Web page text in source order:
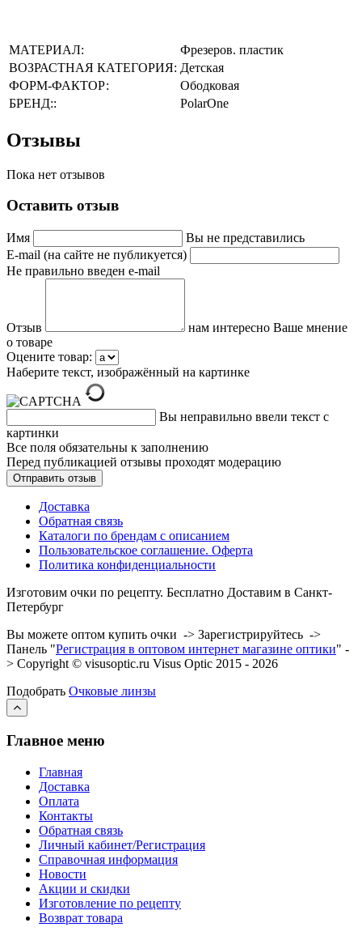
МАТЕРИАЛ:
Фрезеров. пластик
ВОЗРАСТНАЯ КАТЕГОРИЯ: Детская
ФОРМ-ФАКТОР:
Ободковая
БРЕНД::
PolarOne
Отзывы
Пока нет отзывов
Оставить отзыв
Имя
Вы не представились
E-mail (на сайте не публикуется)
Не правильно введен e-mail
Отзыв
нам интересно Ваше мнение
о товаре
Оцените товар:
Наберите текст, изображённый на картинке
Вы неправильно ввели текст с
картинки
Все поля обязательны к заполнению
Перед публикацией отзывы проходят модерацию
Доставка
Обратная связь
Каталоги по брендам с описанием
Пользовательское соглашение. Оферта
Политика конфиденциальности
Изготовим очки по рецепту. Бесплатно Доставим в Санкт-
Петербург
Вы можете оптом купить очки -> Зарегистрируйтесь ->
Панель "Регистрация в оптовом интернет магазине оптики" -
> Copyright © visusoptic.ru Visus Optic 2015 - 2026
Подобрать Очковые линзы
Главное меню
Главная
Доставка
Оплата
Контакты
Обратная связь
Личный кабинет/Регистрация
Справочная информация
Новости
Акции и скидки
Изготовление по рецепту
Возврат товара